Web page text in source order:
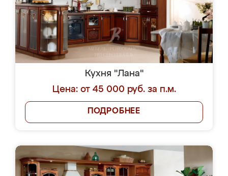
Кухня "Лана"
Цена: от 45 000 руб. за п.м.
ПОДРОБНЕЕ